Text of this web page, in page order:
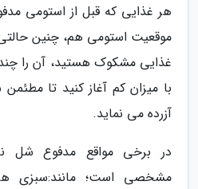
هر غذایی که قبل از استومی
موقعیت استومی هم، چنین حالتی
غذایی مشکوک هستید، آن را
با میزان کم آغاز کنید تا
آزرده می نماید.
در برخی مواقع مدفوع شل
مشخصی است؛ مانند:سبزی